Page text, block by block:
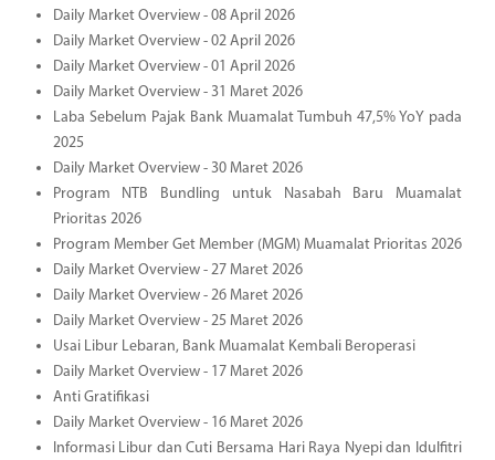
Daily Market Overview - 08 April 2026
Daily Market Overview - 02 April 2026
Daily Market Overview - 01 April 2026
Daily Market Overview - 31 Maret 2026
Laba Sebelum Pajak Bank Muamalat Tumbuh 47,5% YoY pada
2025
Daily Market Overview - 30 Maret 2026
Program NTB Bundling untuk Nasabah Baru Muamalat
Prioritas 2026
Program Member Get Member (MGM) Muamalat Prioritas 2026
Daily Market Overview - 27 Maret 2026
Daily Market Overview - 26 Maret 2026
Daily Market Overview - 25 Maret 2026
Usai Libur Lebaran, Bank Muamalat Kembali Beroperasi
Daily Market Overview - 17 Maret 2026
Anti Gratifikasi
Daily Market Overview - 16 Maret 2026
Informasi Libur dan Cuti Bersama Hari Raya Nyepi dan Idulfitri